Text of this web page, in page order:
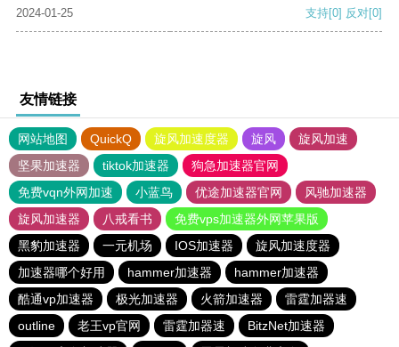
2024-01-25 支持[0] 反对[0]
友情链接
网站地图 QuickQ 旋风加速度器 旋风
旋风加速
坚果加速器
tiktok加速器
狗急加速器官网
免费vqn外网加速
小蓝鸟 优途加速器官网
风驰加速器
旋风加速器
八戒看书
免费vps加速器外网苹果版
黑豹加速器
一元机场 IOS加速器
旋风加速度器
加速器哪个好用
hammer加速器
hammer加速器
酷通vp加速器
极光加速器 火箭加速器
雷霆加器速
outline
老王vp官网 雷霆加器速
BitzNet加速器